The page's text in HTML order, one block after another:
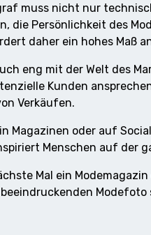
muss nicht nur
die Persönlichkeit des
daher ein hohes Maß
eng mit der Welt des
Kunden
Verkäufen.
Magazinen oder auf
Menschen auf der
Mal ein